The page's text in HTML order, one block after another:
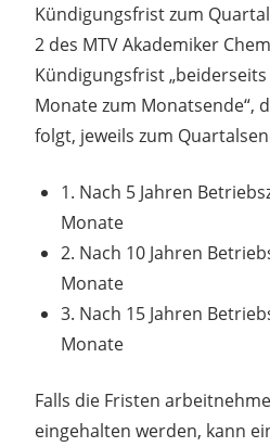
Kündigungsfrist zum
2 des MTV Akademiker
Kündigungsfrist
Monate zum Monatsende“,
folgt, jeweils zum
1. Nach 5 Jahren
Monate
2. Nach 10 Jahren
Monate
3. Nach 15 Jahren
Monate
Falls die Fristen
eingehalten werden, kann